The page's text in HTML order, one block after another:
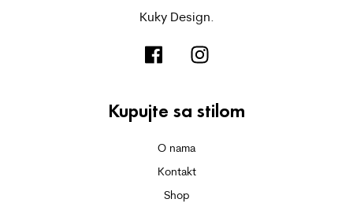
Kuky Design.
Kupujte sa stilom
O nama
Kontakt
Shop